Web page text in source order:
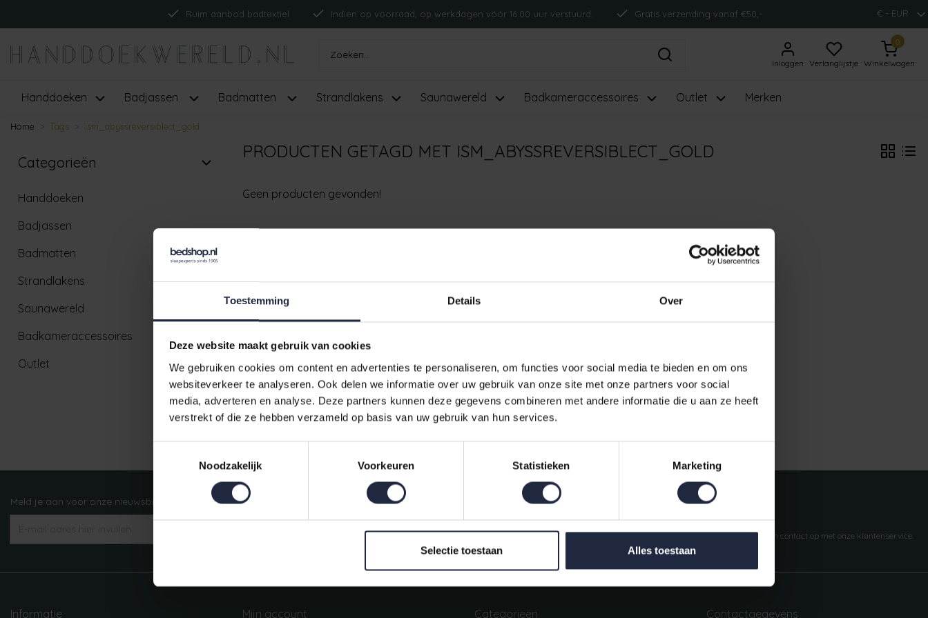
Toestemming Details Over
Deze website maakt gebruik van cookies
We gebruiken cookies om content en advertenties te personaliseren, om functies voor social media te bieden en om ons
websiteverkeer te analyseren. Ook delen we informatie over uw gebruik van onze site met onze partners voor social
media, adverteren en analyse. Deze partners kunnen deze gegevens combineren met andere informatie die u aan ze heeft
verstrekt of die ze hebben verzameld op basis van uw gebruik van hun services.
Noodzakelijk
Voorkeuren Statistieken Marketing
Selectie toestaan Alles toestaan
Ruim aanbod badtextiel Indien op voorraad, op werkdagen vóór 16:00 uur verstuurd. Gratis verzending vanaf €50,- € - EUR
Inloggen Verlanglijstje
0
Winkelwagen
Handdoeken Badjassen Badmatten Strandlakens Saunawereld Badkameraccessoires Outlet Merken
Home Tags ism_abyssreversiblect_gold
Categorieën
Handdoeken
Badjassen
Badmatten
Strandlakens
Saunawereld
Badkameraccessoires
Outlet
PRODUCTEN GETAGD MET ISM_ABYSSREVERSIBLECT_GOLD
Geen producten gevonden!
Ruim aanbod badtextiel Indien op voorraad, op werkdagen vóór 16:00 uur verstuurd. Gratis verzending vanaf €50,-
Meld je aan voor onze nieuwsbrief! Mijn account
Snel regelen in je account. Volg je bestelling, betaal facturen of
retourneer een artikel.
Vragen?
We helpen je graag. Neem contact op met onze klantenservice.
Informatie Mijn account Categorieën Contactgegevens